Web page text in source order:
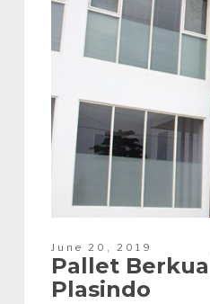
June 20, 2019
Pallet
Plasindo